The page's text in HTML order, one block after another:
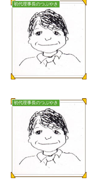
初代理事長のつぶやき
初代理事長のつぶやき